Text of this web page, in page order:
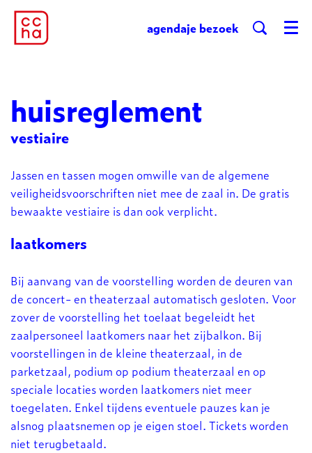
agendaje bezoek Menu
huisreglement
vestiaire
Jassen en tassen mogen omwille van de algemene
veiligheidsvoorschriften niet mee de zaal in. De gratis
bewaakte vestiaire is dan ook verplicht.
laatkomers
Bij aanvang van de voorstelling worden de deuren van
de concert- en theaterzaal automatisch gesloten. Voor
zover de voorstelling het toelaat begeleidt het
zaalpersoneel laatkomers naar het zijbalkon. Bij
voorstellingen in de kleine theaterzaal, in de
parketzaal, podium op podium theaterzaal en op
speciale locaties worden laatkomers niet meer
toegelaten. Enkel tijdens eventuele pauzes kan je
alsnog plaatsnemen op je eigen stoel. Tickets worden
niet terugbetaald.